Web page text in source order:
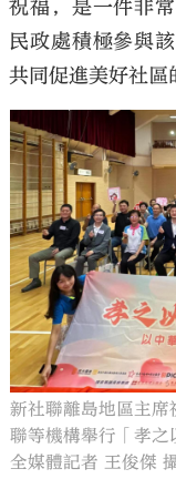
祝福，是一件非
民政處積極參與
共同促進美好社區
新社聯離島地區主席
聯等機構舉行「孝
全媒體記者 王俊傑